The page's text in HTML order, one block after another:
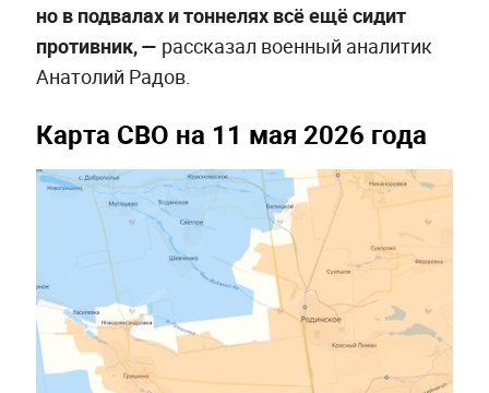
но в подвалах и тоннелях всё ещё сидит
противник, — рассказал военный аналитик
Анатолий Радов.
Карта СВО на 11 мая 2026 года